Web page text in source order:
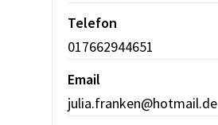
Telefon
017662944651
Email
julia.franken@hotmail.de